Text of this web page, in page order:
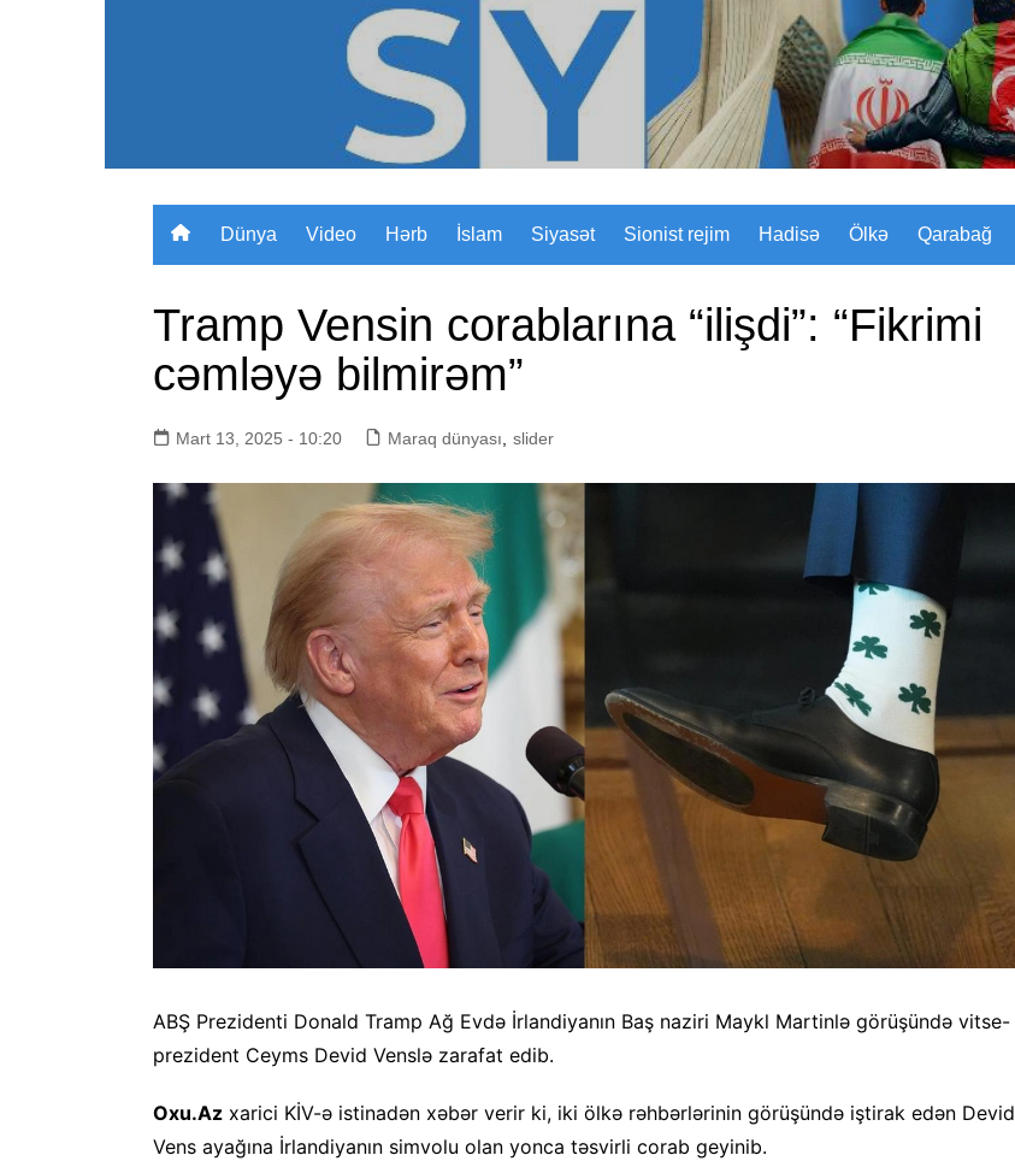
Sizinyol.org
Dünya Video Hərb İslam Siyasət Sionist rejim Hadisə Ölkə Qarabağ
Tramp Vensin corablarına “ilişdi”: “Fikrimi
cəmləyə bilmirəm”
Mart 13, 2025 - 10:20 Maraq dünyası slider
ABŞ Prezidenti Donald Tramp Ağ Evdə İrlandiyanın Baş naziri Maykl Martinlə görüşündə vitse-
prezident Ceyms Devid Venslə zarafat edib.
Oxu.Az xarici KİV-ə istinadən xəbər verir ki, iki ölkə rəhbərlərinin görüşündə iştirak edən Devid
Vens ayağına İrlandiyanın simvolu olan yonca təsvirli corab geyinib.